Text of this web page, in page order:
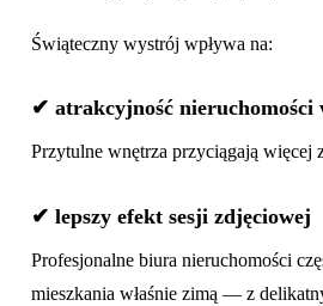
Świąteczny wystrój wpływa na:
✔ atrakcyjność nieruchomości
Przytulne wnętrza przyciągają więcej
✔ lepszy efekt sesji zdjęciowej
Profesjonalne biura nieruchomości
mieszkania właśnie zimą — z